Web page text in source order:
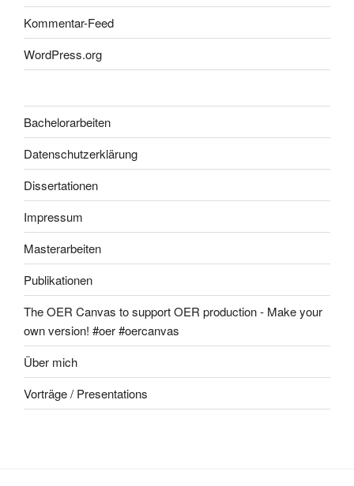
Kommentar-Feed
WordPress.org
Bachelorarbeiten
Datenschutzerklärung
Dissertationen
Impressum
Masterarbeiten
Publikationen
The OER Canvas to support OER production - Make your
own version! #oer #oercanvas
Über mich
Vorträge / Presentations